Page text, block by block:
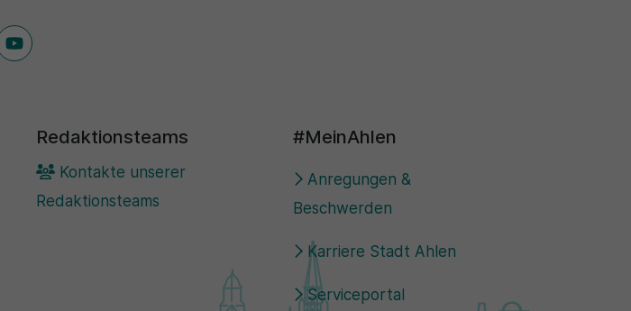
Redaktionsteams
Kontakte unserer
Redaktionsteams
#MeinAhlen
Anregungen &
Beschwerden
Karriere Stadt Ahlen
Serviceportal